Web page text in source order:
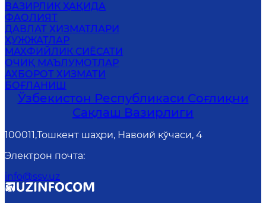
ВАЗИРЛИК ҲАҚИДА
ФАОЛИЯТ
ДАВЛАТ ХИЗМАТЛАРИ
ҲУЖЖАТЛАР
МАХФИЙЛИК СИЁСАТИ
ОЧИҚ МАЪЛУМОТЛАР
АХБОРОТ ХИЗМАТИ
БОҒЛАНИШ
Ўзбекистон Республикаси Соғлиқни
Сақлаш Вазирлиги
100011,Тошкент шаҳри, Навоий кўчаси, 4
Электрон почта:
info@ssv.uz